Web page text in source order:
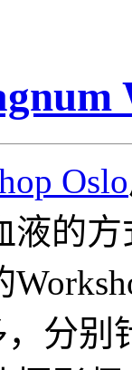
Oslo
液的
分别